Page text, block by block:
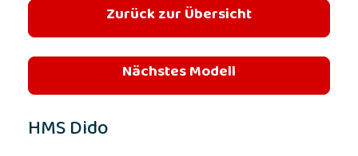
Zurück zur Übersicht
Nächstes Modell
HMS Dido